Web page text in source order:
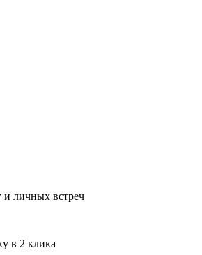
и личных встреч
в 2 клика